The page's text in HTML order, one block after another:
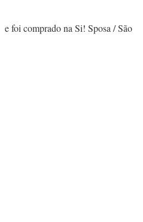
foi comprado na Si! Sposa / São